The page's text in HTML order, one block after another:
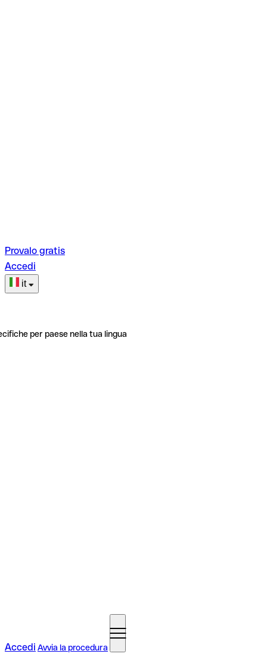
Provalo gratis
Accedi
it
per paese nella tua lingua
Accedi Avvia la procedura